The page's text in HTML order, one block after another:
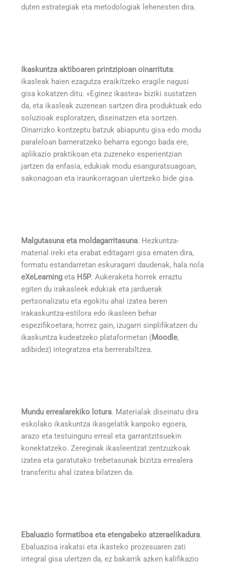
duten estrategiak eta metodologiak lehenesten dira.
Ikaskuntza aktiboaren printzipioan oinarrituta:
ikasleak haien ezagutza eraikitzeko eragile nagusi
gisa kokatzen ditu. «Eginez ikastea» biziki sustatzen
da, eta ikasleak zuzenean sartzen dira produktuak edo
soluzioak esploratzen, diseinatzen eta sortzen.
Oinarrizko kontzeptu batzuk abiapuntu gisa edo modu
paraleloan barneratzeko beharra egongo bada ere,
aplikazio praktikoan eta zuzeneko esperientzian
jartzen da enfasia, edukiak modu esanguratsuagoan,
sakonagoan eta iraunkorragoan ulertzeko bide gisa.
Malgutasuna eta moldagarritasuna. Hezkuntza-
material ireki eta erabat editagarri gisa ematen dira,
formatu estandarretan eskuragarri daudenak, hala nola
eXeLearningeta H5P. Aukeraketa horrek erraztu
egiten du irakasleek edukiak eta jarduerak
pertsonalizatu eta egokitu ahal izatea beren
irakaskuntza-estilora edo ikasleen behar
espezifikoetara; horrez gain, izugarri sinplifikatzen du
ikaskuntza kudeatzeko plataformetan (Moodle,
adibidez) integratzea eta berrerabiltzea.
Mundu errealarekiko lotura. Materialak diseinatu dira
eskolako ikaskuntza ikasgelatik kanpoko egoera,
arazo eta testuinguru erreal eta garrantzitsuekin
konektatzeko. Zereginak ikasleentzat zentzuzkoak
izatea eta garatutako trebetasunak bizitza errealera
transferitu ahal izatea bilatzen da.
Ebaluazio formatiboa eta etengabeko atzeraelikadura.
Ebaluazioa irakatsi eta ikasteko prozesuaren zati
integral gisa ulertzen da, ez bakarrik azken kalifikazio